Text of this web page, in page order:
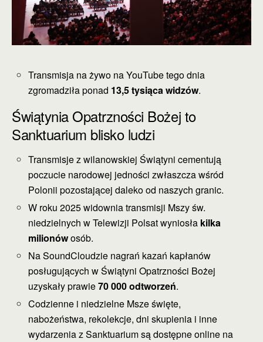
Transmisja na żywo na YouTube tego dnia
zgromadziła ponad 13,5 tysiąca widzów.
Świątynia Opatrzności Bożej to
Sanktuarium blisko ludzi
Transmisje z wilanowskiej Świątyni cementują
poczucie narodowej jedności zwłaszcza wśród
Polonii pozostającej daleko od naszych granic.
W roku 2025 widownia transmisji Mszy św.
niedzielnych w Telewizji Polsat wyniosła kilka
milionówosób.
Na SoundCloudzie nagrań kazań kapłanów
posługujących w Świątyni Opatrzności Bożej
uzyskały prawie70 000 odtworzeń.
Codzienne i niedzielne Msze święte,
nabożeństwa, rekolekcje, dni skupienia i inne
wydarzenia z Sanktuarium są dostępne online na